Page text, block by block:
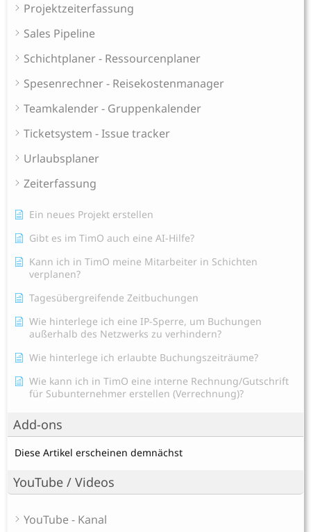
Projektzeiterfassung
Sales Pipeline
Schichtplaner - Ressourcenplaner
Spesenrechner - Reisekostenmanager
Teamkalender - Gruppenkalender
Ticketsystem - Issue tracker
Urlaubsplaner
Zeiterfassung
Ein neues Projekt erstellen
Gibt es im TimO auch eine AI-Hilfe?
Kann ich in TimO meine Mitarbeiter in Schichten
verplanen?
Tagesübergreifende Zeitbuchungen
Wie hinterlege ich eine IP-Sperre, um Buchungen
außerhalb des Netzwerks zu verhindern?
Wie hinterlege ich erlaubte Buchungszeiträume?
Wie kann ich in TimO eine interne Rechnung/Gutschrift
für Subunternehmer erstellen (Verrechnung)?
Add-ons
Diese Artikel erscheinen demnächst
YouTube / Videos
YouTube - Kanal